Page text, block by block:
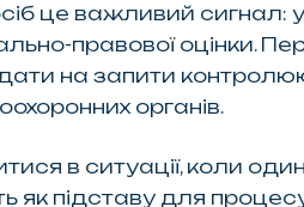
це важливий сигнал:
правової оцінки.
на запити
органів.
в ситуації, коли
як підставу для